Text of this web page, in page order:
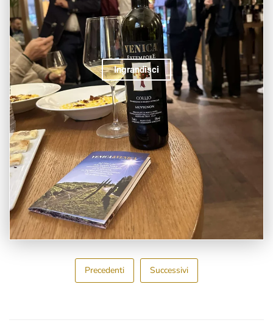
Ingrandisci
Precedenti Successivi